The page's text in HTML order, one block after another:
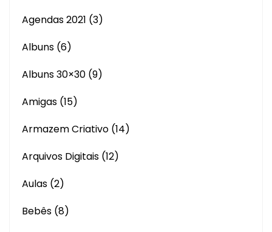
Agendas 2021 (3)
Albuns (6)
Albuns 30×30 (9)
Amigas (15)
Armazem Criativo (14)
Arquivos Digitais (12)
Aulas (2)
Bebês (8)